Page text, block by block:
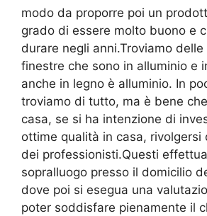
modo da proporre poi un
grado di essere molto buono e
durare negli anni.Troviamo
finestre che sono in alluminio e
anche in legno è alluminio. In
troviamo di tutto, ma è bene
casa, se si ha intenzione di
ottime qualità in casa, rivolgersi
dei professionisti.Questi
sopralluogo presso il domicilio
dove poi si esegua una
poter soddisfare pienamente il